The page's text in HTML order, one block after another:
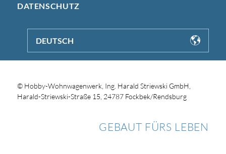
DATENSCHUTZ
DEUTSCH
© Hobby-Wohnwagenwerk, Ing. Harald Striewski GmbH,
Harald-Striewski-Straße 15, 24787 Fockbek/Rendsburg
GEBAUT FÜRS LEBEN